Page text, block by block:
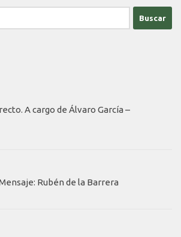
A cargo de Álvaro García –
Rubén de la Barrera